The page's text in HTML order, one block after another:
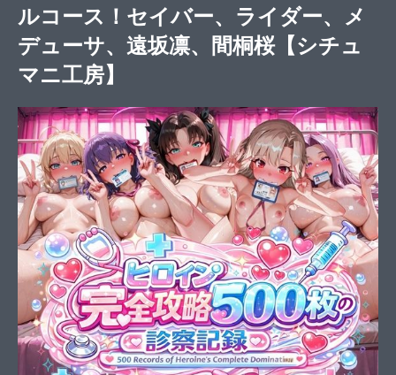
ルコース！セイバー、ライダー、メ
デューサ、遠坂凛、間桐桜【シチュ
マニ工房】